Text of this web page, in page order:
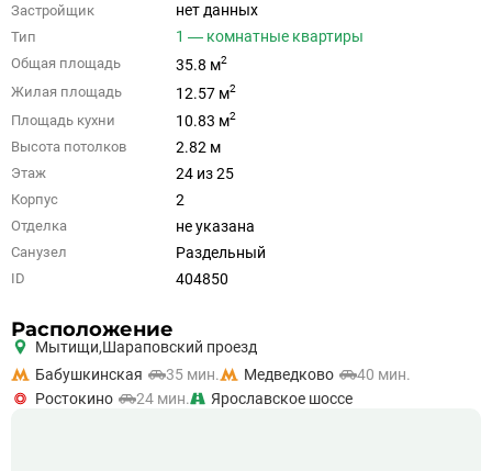
Застройщик нет данных
Тип 1 — комнатные квартиры
Общая площадь 35.8 м2
Жилая площадь 12.57 м2
Площадь кухни 10.83 м2
Высота потолков 2.82 м
Этаж 24 из 25
Корпус 2
Отделка не указана
Санузел Раздельный
ID 404850
Расположение
Мытищи,Шараповский проезд
Бабушкинская
35 мин. Медведково
40 мин.
Ростокино
24 мин. Ярославское шоссе